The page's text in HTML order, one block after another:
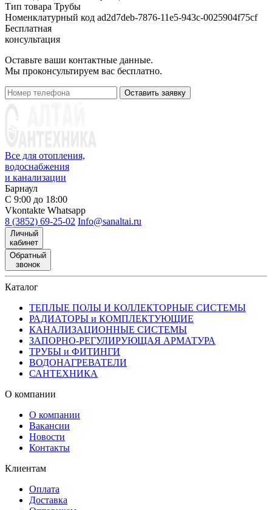
Тип товара Трубы
Номенклатурный код ad2d7deb-7876-11e5-943c-0025904f75cf
Бесплатная
консультация
Оставьте ваши контактные данные.
Мы проконсультируем вас бесплатно.
Оставить заявку
Все для отопления,
водоснабжения
и канализации
Барнаул
С 9:00 до 18:00
Vkontakte Whatsapp
8 (3852) 69-25-02 Info@sanaltai.ru
Личный
кабинет
Обратный
звонок
Каталог
ТЕПЛЫЕ ПОЛЫ И КОЛЛЕКТОРНЫЕ СИСТЕМЫ
РАДИАТОРЫ и КОМПЛЕКТУЮЩИЕ
КАНАЛИЗАЦИОННЫЕ СИСТЕМЫ
ЗАПОРНО-РЕГУЛИРУЮЩАЯ АРМАТУРА
ТРУБЫ и ФИТИНГИ
ВОДОНАГРЕВАТЕЛИ
САНТЕХНИКА
О компании
О компании
Вакансии
Новости
Контакты
Клиентам
Оплата
Доставка